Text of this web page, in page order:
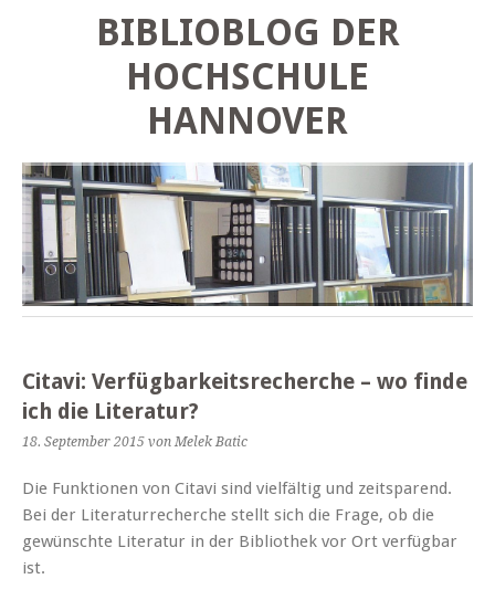
BIBLIOBLOG DER
HOCHSCHULE
HANNOVER
Citavi: Verfügbarkeitsrecherche – wo finde
ich die Literatur?
18. September 2015 von Melek Batic
Die Funktionen von Citavi sind vielfältig und zeitsparend.
Bei der Literaturrecherche stellt sich die Frage, ob die
gewünschte Literatur in der Bibliothek vor Ort verfügbar
ist.